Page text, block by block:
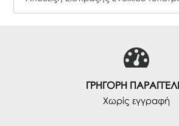
ΓΡΗΓΟΡΗ
Χωρίς εγγραφή